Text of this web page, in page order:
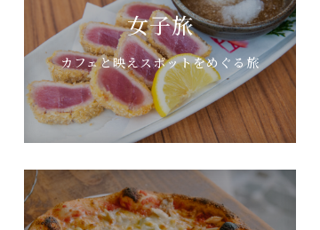
女子旅
カフェと映えスポットをめぐる旅